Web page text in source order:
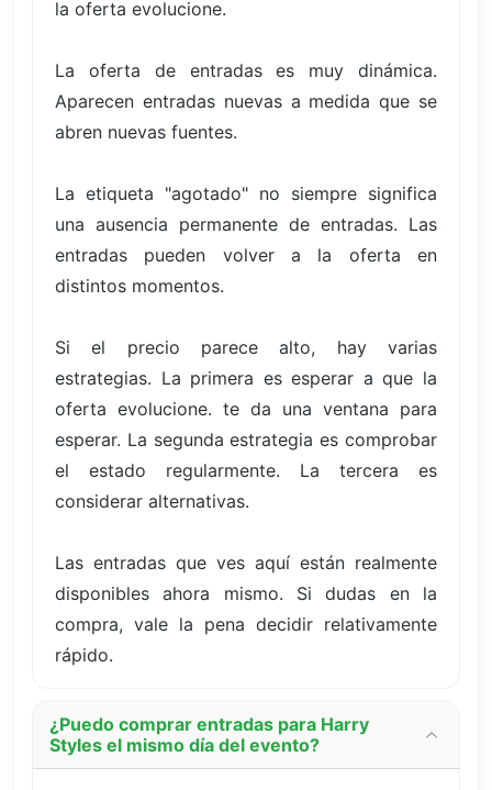
la oferta evolucione.
La oferta de entradas es muy dinámica.
Aparecen entradas nuevas a medida que se
abren nuevas fuentes.
La etiqueta "agotado" no siempre significa
una ausencia permanente de entradas. Las
entradas pueden volver a la oferta en
distintos momentos.
Si el precio parece alto, hay varias
estrategias. La primera es esperar a que la
oferta evolucione. te da una ventana para
esperar. La segunda estrategia es comprobar
el estado regularmente. La tercera es
considerar alternativas.
Las entradas que ves aquí están realmente
disponibles ahora mismo. Si dudas en la
compra, vale la pena decidir relativamente
rápido.
¿Puedo comprar entradas para Harry
Styles el mismo día del evento?